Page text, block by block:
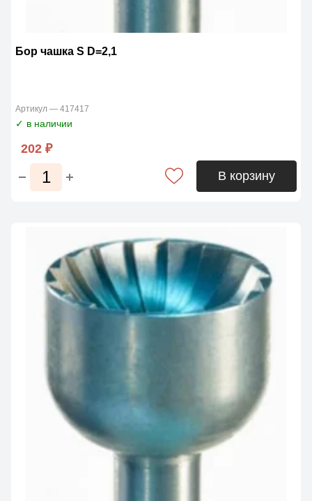
Бор чашка S D=2,1
Артикул — 417417
✓ в наличии
202 ₽
В корзину